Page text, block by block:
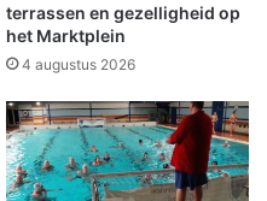
terrassen en gezelligheid op
het Marktplein
4 augustus 2026